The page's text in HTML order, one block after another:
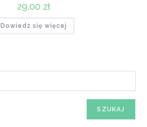
29,00 zł
Dowiedz się więcej
SZUKAJ